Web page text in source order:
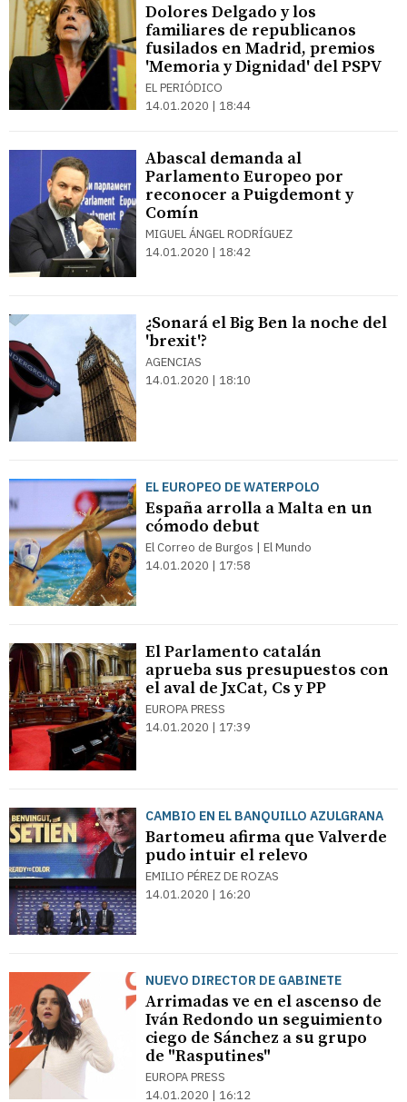
Dolores Delgado y los
familiares de republicanos
fusilados en Madrid, premios
'Memoria y Dignidad' del PSPV
EL PERIÓDICO
14.01.2020 | 18:44
Abascal demanda al
Parlamento Europeo por
reconocer a Puigdemont y
Comín
MIGUEL ÁNGEL RODRÍGUEZ
14.01.2020 | 18:42
¿Sonará el Big Ben la noche del
'brexit'?
AGENCIAS
14.01.2020 | 18:10
EL EUROPEO DE WATERPOLO
España arrolla a Malta en un
cómodo debut
El Correo de Burgos | El Mundo
14.01.2020 | 17:58
El Parlamento catalán
aprueba sus presupuestos con
el aval de JxCat, Cs y PP
EUROPA PRESS
14.01.2020 | 17:39
CAMBIO EN EL BANQUILLO AZULGRANA
Bartomeu afirma que Valverde
pudo intuir el relevo
EMILIO PÉREZ DE ROZAS
14.01.2020 | 16:20
NUEVO DIRECTOR DE GABINETE
Arrimadas ve en el ascenso de
Iván Redondo un seguimiento
ciego de Sánchez a su grupo
de "Rasputines"
EUROPA PRESS
14.01.2020 | 16:12